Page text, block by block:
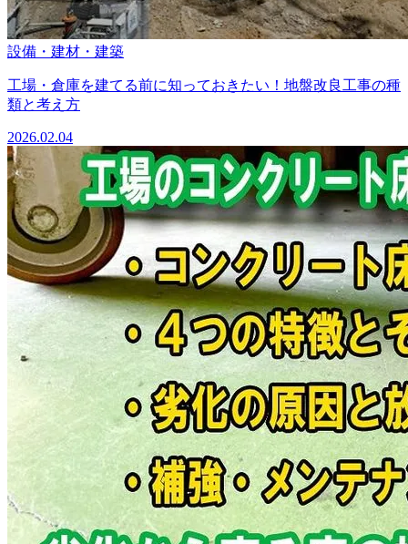
設備・建材・建築
工場・倉庫を建てる前に知っておきたい！地盤改良工事の種
類と考え方
2026.02.04